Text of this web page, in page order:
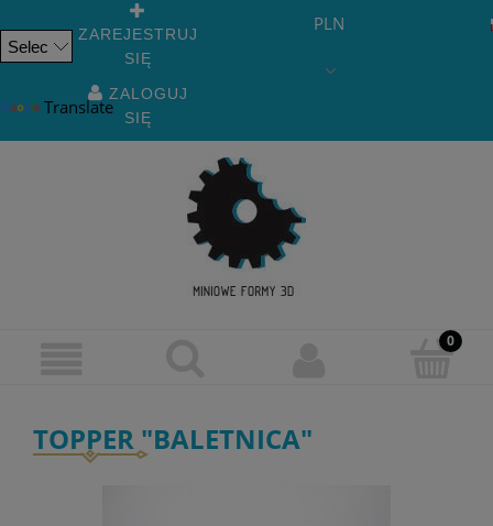
Translate
ZAREJESTRUJ
SIĘ
ZALOGUJ
SIĘ
PLN
TOPPER "BALETNICA"